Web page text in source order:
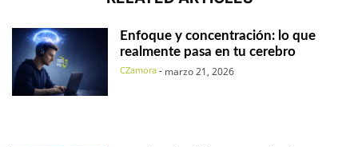
Enfoque y concentración: lo que
realmente pasa en tu cerebro
CZamora - marzo 21, 2026